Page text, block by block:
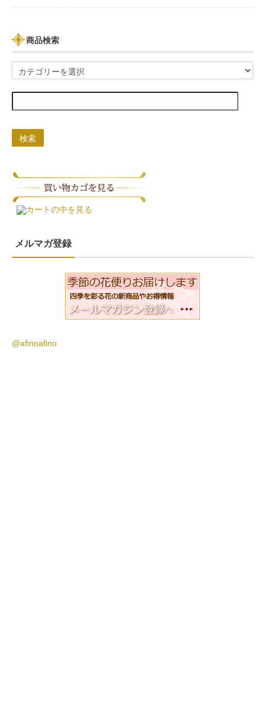
商品検索
検索
カートの中を見る
メルマガ登録
@afinoafino